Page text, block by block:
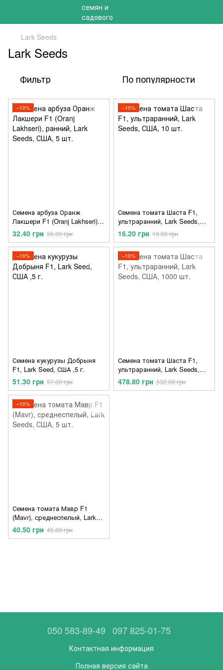
Lark Seeds
Lark Seeds
Фильтр По популярности
−10%
Семена арбуза Оранж
Лакшери F1 (Oranj Lakhseri),
ранний, Lark Seeds, США, 5
шт.
32.40 грн 36.00 грн
−10%
Семена томата Шаста F1,
ультраранний, Lark Seeds,
США, 10 шт.
16.20 грн 18.00 грн
−10%
Семена кукурузы Добрыня
F1, Lark Seed, США ,5 г.
51.30 грн 57.00 грн
−10%
Семена томата Шаста F1,
ультраранний, Lark Seeds,
США, 1000 шт.
478.80 грн 532.00 грн
−10%
Семена томата Мавр F1
(Mavr), среднеспелый, Lark
Seeds, США, 5 шт.
40.50 грн 45.00 грн
050 583-89-49 097 825-01-75
Контактная информация
Полная версия сайта